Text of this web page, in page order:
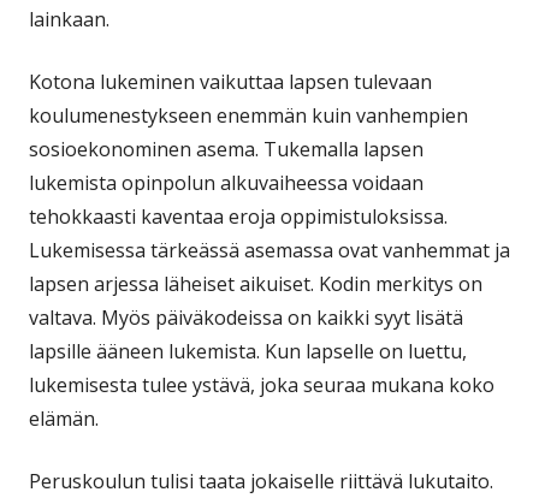
lainkaan.
Kotona lukeminen vaikuttaa lapsen tulevaan
koulumenestykseen enemmän kuin vanhempien
sosioekonominen asema. Tukemalla lapsen
lukemista opinpolun alkuvaiheessa voidaan
tehokkaasti kaventaa eroja oppimistuloksissa.
Lukemisessa tärkeässä asemassa ovat vanhemmat ja
lapsen arjessa läheiset aikuiset. Kodin merkitys on
valtava. Myös päiväkodeissa on kaikki syyt lisätä
lapsille ääneen lukemista. Kun lapselle on luettu,
lukemisesta tulee ystävä, joka seuraa mukana koko
elämän.
Peruskoulun tulisi taata jokaiselle riittävä lukutaito.